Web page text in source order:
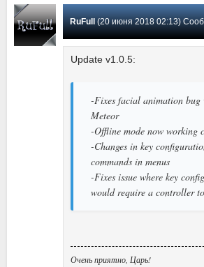
RuFull (20 июня 2018 02:13)
Update v1.0.5:
-Fixes facial animation bug
Meteor
-Offline mode now working
-Changes in key
commands in menus
-Fixes issue where key
would require a controller
Очень приятно, Царь!